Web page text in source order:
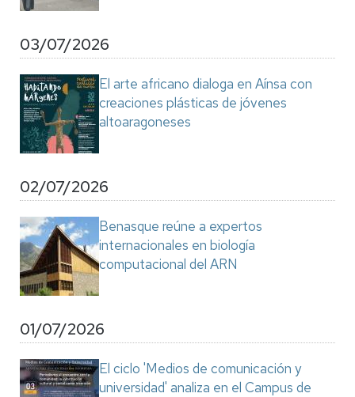
03/07/2026
El arte africano dialoga en Aínsa con
creaciones plásticas de jóvenes
altoaragoneses
02/07/2026
Benasque reúne a expertos
internacionales en biología
computacional del ARN
01/07/2026
El ciclo 'Medios de comunicación y
universidad' analiza en el Campus de